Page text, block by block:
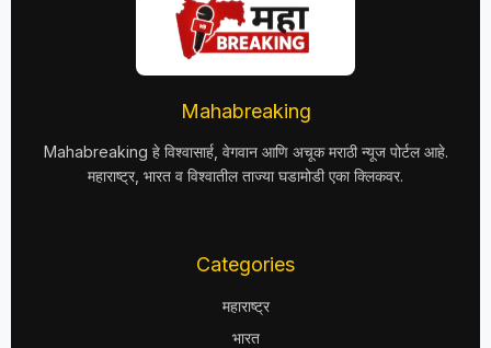
Mahabreaking
Mahabreaking हे विश्वासार्ह, वेगवान आणि अचूक मराठी न्यूज पोर्टल आहे.
महाराष्ट्र, भारत व विश्वातील ताज्या घडामोडी एका क्लिकवर.
Categories
महाराष्ट्र
भारत